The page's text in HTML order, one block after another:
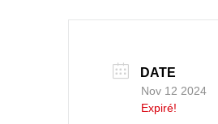
DATE
Nov 12 2024
Expiré!